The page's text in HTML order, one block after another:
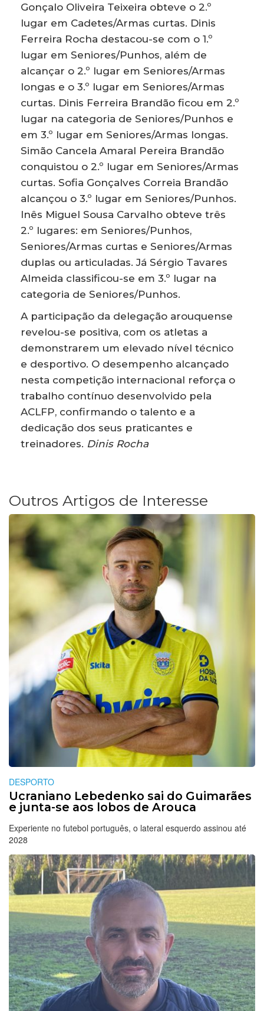
Gonçalo Oliveira Teixeira obteve o 2.º
lugar em Cadetes/Armas curtas. Dinis
Ferreira Rocha destacou-se com o 1.º
lugar em Seniores/Punhos, além de
alcançar o 2.º lugar em Seniores/Armas
longas e o 3.º lugar em Seniores/Armas
curtas. Dinis Ferreira Brandão ficou em 2.º
lugar na categoria de Seniores/Punhos e
em 3.º lugar em Seniores/Armas longas.
Simão Cancela Amaral Pereira Brandão
conquistou o 2.º lugar em Seniores/Armas
curtas. Sofia Gonçalves Correia Brandão
alcançou o 3.º lugar em Seniores/Punhos.
Inês Miguel Sousa Carvalho obteve três
2.º lugares: em Seniores/Punhos,
Seniores/Armas curtas e Seniores/Armas
duplas ou articuladas. Já Sérgio Tavares
Almeida classificou-se em 3.º lugar na
categoria de Seniores/Punhos.
A participação da delegação arouquense
revelou-se positiva, com os atletas a
demonstrarem um elevado nível técnico
e desportivo. O desempenho alcançado
nesta competição internacional reforça o
trabalho contínuo desenvolvido pela
ACLFP, confirmando o talento e a
dedicação dos seus praticantes e
treinadores. Dinis Rocha
Outros Artigos de Interesse
DESPORTO
Ucraniano Lebedenko sai do Guimarães
e junta-se aos lobos de Arouca
Experiente no futebol português, o lateral esquerdo assinou até
2028